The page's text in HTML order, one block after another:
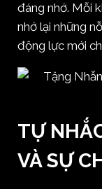
đáng nhớ. Mỗi
nhớ lại những
động lực mới
TỰ
VÀ SỰ